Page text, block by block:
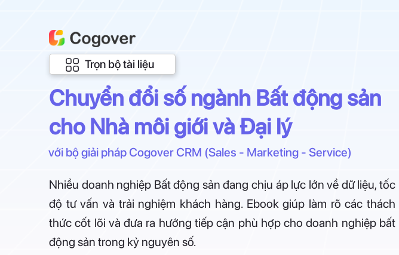
Chuyển đổi số ngành Bất động sản
cho Nhà môi giới và Đại lý
Trọn bộ tài liệu
Nhiều doanh nghiệp Bất động sản đang chịu áp lực lớn về dữ liệu, tốc
độ tư vấn và trải nghiệm khách hàng. Ebook giúp làm rõ các thách
thức cốt lõi và đưa ra hướng tiếp cận phù hợp cho doanh nghiệp bất
động sản trong kỷ nguyên số.
với bộ giải pháp Cogover CRM (Sales - Marketing - Service)